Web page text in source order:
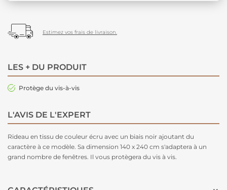
Estimez vos frais de livraison.
LES + DU PRODUIT
Protège du vis-à-vis
L'AVIS DE L'EXPERT
Rideau en tissu de couleur écru avec un biais noir ajoutant du
caractère à ce modèle. Sa dimension 140 x 240 cm s'adaptera à un
grand nombre de fenêtres. Il vous protègera du vis à vis.